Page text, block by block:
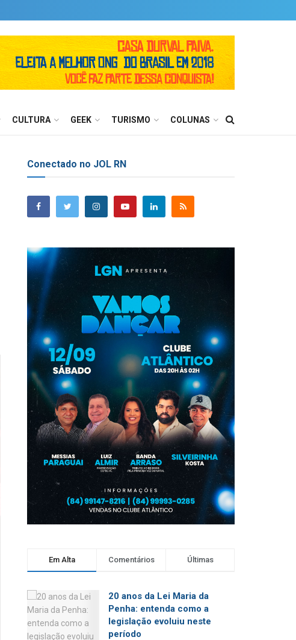
CULTURA GEEK TURISMO COLUNAS
Conectado no JOL RN
Em Alta Comentários Últimas
20 anos da Lei Maria da
Penha: entenda como a
legislação evoluiu neste
período